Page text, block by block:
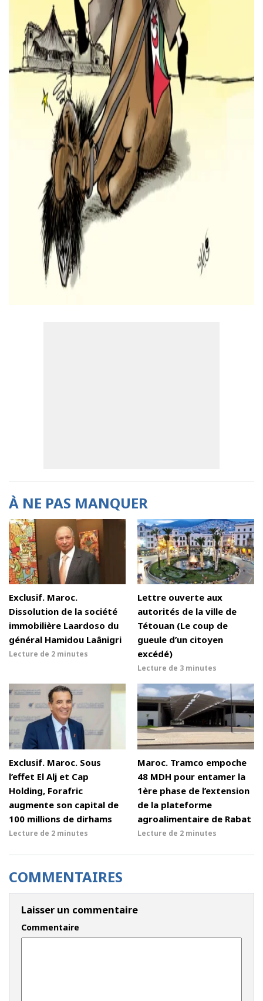
À NE PAS MANQUER
Exclusif. Maroc.
Dissolution de la société
immobilière Laardoso du
général Hamidou Laânigri
Lecture de 2 minutes
Lettre ouverte aux
autorités de la ville de
Tétouan (Le coup de
gueule d’un citoyen
excédé)
Lecture de 3 minutes
Exclusif. Maroc. Sous
l’effet El Alj et Cap
Holding, Forafric
augmente son capital de
100 millions de dirhams
Lecture de 2 minutes
Maroc. Tramco empoche
48 MDH pour entamer la
1ère phase de l’extension
de la plateforme
agroalimentaire de Rabat
Lecture de 2 minutes
COMMENTAIRES
Laisser un commentaire
Commentaire